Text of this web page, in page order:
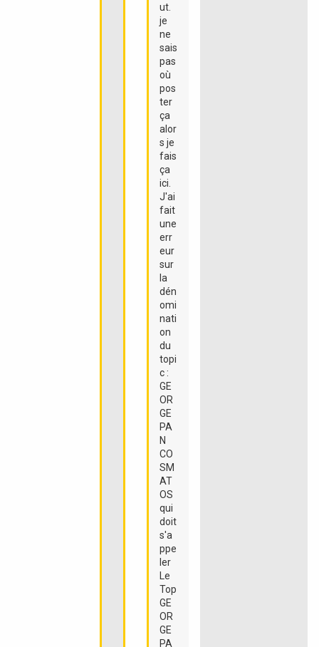
ut.
je
ne
sais
pas
où
pos
ter
ça
alor
s je
fais
ça
ici.
J'ai
fait
une
err
eur
sur
la
dén
omi
nati
on
du
topi
c :
GE
OR
GE
PA
N
CO
SM
AT
OS
qui
doit
s'a
ppe
ler
Le
Top
GE
OR
GE
PA